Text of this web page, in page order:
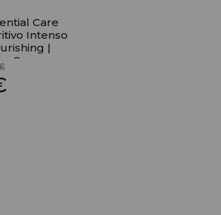
Care
Intenso
|
Crespos